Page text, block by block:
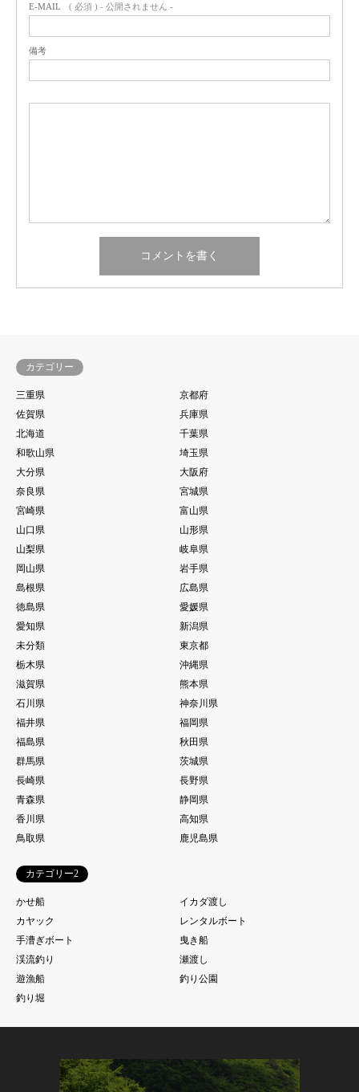
E-MAIL ( 必須 ) - 公開されません -
備考
カテゴリー
三重県
京都府
佐賀県
兵庫県
北海道
千葉県
和歌山県
埼玉県
大分県
大阪府
奈良県
宮城県
宮崎県
富山県
山口県
山形県
山梨県
岐阜県
岡山県
岩手県
島根県
広島県
徳島県
愛媛県
愛知県
新潟県
未分類
東京都
栃木県
沖縄県
滋賀県
熊本県
石川県
神奈川県
福井県
福岡県
福島県
秋田県
群馬県
茨城県
長崎県
長野県
青森県
静岡県
香川県
高知県
鳥取県
鹿児島県
カテゴリー2
かせ船
イカダ渡し
カヤック
レンタルボート
手漕ぎボート
曳き船
渓流釣り
瀬渡し
遊漁船
釣り公園
釣り堀